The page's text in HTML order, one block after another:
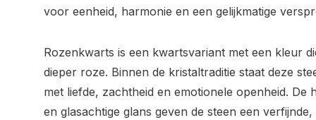
voor eenheid, harmonie en een gelijkmatige
Rozenkwarts is een kwartsvariant met een kleur
dieper roze. Binnen de kristaltraditie staat deze
met liefde, zachtheid en emotionele openheid.
en glasachtige glans geven de steen een